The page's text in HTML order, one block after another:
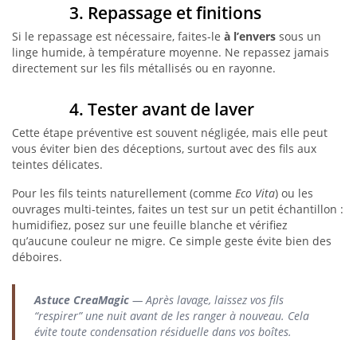
3. Repassage et finitions
Si le repassage est nécessaire, faites-le à l’envers sous un
linge humide, à température moyenne. Ne repassez jamais
directement sur les fils métallisés ou en rayonne.
4. Tester avant de laver
Cette étape préventive est souvent négligée, mais elle peut
vous éviter bien des déceptions, surtout avec des fils aux
teintes délicates.
Pour les fils teints naturellement (comme Eco Vita) ou les
ouvrages multi-teintes, faites un test sur un petit échantillon :
humidifiez, posez sur une feuille blanche et vérifiez
qu’aucune couleur ne migre. Ce simple geste évite bien des
déboires.
Astuce CreaMagic — Après lavage, laissez vos fils
“respirer” une nuit avant de les ranger à nouveau. Cela
évite toute condensation résiduelle dans vos boîtes.